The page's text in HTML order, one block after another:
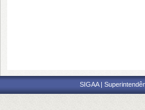
SIGAA |